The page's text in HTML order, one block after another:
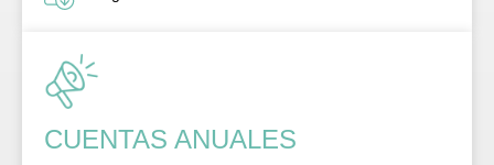
CUENTAS ANUALES